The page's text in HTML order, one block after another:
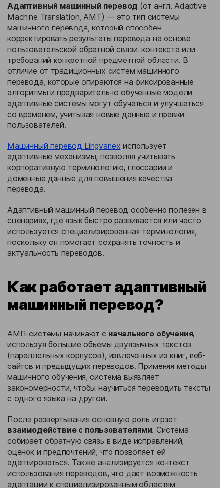
Адаптивный машинный перевод (от англ. Adaptive
Machine Translation, AMT) — это тип системы
машинного перевода, который способен
корректировать результаты перевода на основе
пользовательской обратной связи, контекста или
требований конкретной предметной области. В
отличие от традиционных систем машинного
перевода, которые опираются на фиксированные
алгоритмы и предварительно обученные модели,
адаптивные системы могут обучаться и улучшаться
со временем, учитывая новые данные и правки
пользователей.
Машинный перевод Lingvanex использует
адаптивные механизмы, позволяя учитывать
корпоративную терминологию, глоссарии и
доменные данные для повышения качества
перевода.
Адаптивный машинный перевод особенно полезен в
сценариях, где язык быстро развивается или часто
используется специализированная терминология,
поскольку он помогает сохранять точность и
актуальность переводов.
Как работает адаптивный
машинный перевод?
АМП-системы начинают с начального обучения,
используя большие объемы двуязычных текстов
(параллельных корпусов), извлеченных из книг, веб-
сайтов и предыдущих переводов. Применяя методы
машинного обучения, система выявляет
закономерности, чтобы научиться переводить тексты
с одного языка на другой.
После развертывания основную роль играет
взаимодействие с пользователями. Система
собирает обратную связь в виде исправлений,
оценок и предпочтений, что позволяет ей
адаптироваться. Также анализируется контекст
использования переводов, что дает возможность
адаптации к специализированным областям